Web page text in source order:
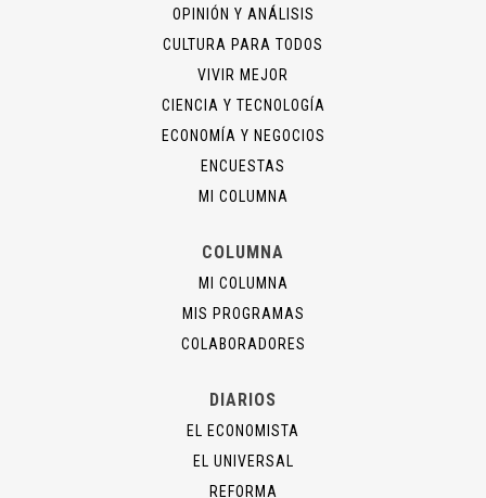
OPINIÓN Y ANÁLISIS
CULTURA PARA TODOS
VIVIR MEJOR
CIENCIA Y TECNOLOGÍA
ECONOMÍA Y NEGOCIOS
ENCUESTAS
MI COLUMNA
COLUMNA
MI COLUMNA
MIS PROGRAMAS
COLABORADORES
DIARIOS
EL ECONOMISTA
EL UNIVERSAL
REFORMA